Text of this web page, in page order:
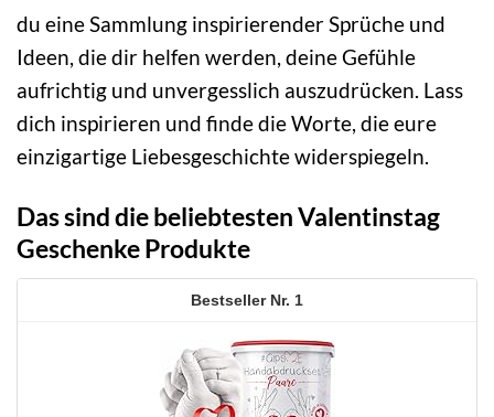
du eine Sammlung inspirierender Sprüche und
Ideen, die dir helfen werden, deine Gefühle
aufrichtig und unvergesslich auszudrücken. Lass
dich inspirieren und finde die Worte, die eure
einzigartige Liebesgeschichte widerspiegeln.
Das sind die beliebtesten Valentinstag
Geschenke Produkte
1